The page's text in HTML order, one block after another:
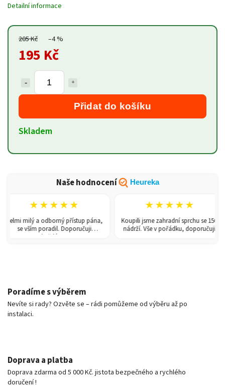
205 Kč –4 %
195 Kč
Přidat do košíku
Skladem
Detailní informace
Naše hodnocení Heureka
★★★★★
milý a odborný přístup pána,
se vším poradil. Doporučuji
každému!
★★★★★
Koupili jsme zahradní sprchu se 150l
nádrží. Vše v pořádku, doporučuji.
Poradíme s výběrem
Nevíte si rady? Ozvěte se – rádi pomůžeme od výběru až po
instalaci.
Doprava a platba
Doprava zdarma od 5 000 Kč. jistota bezpečného a rychlého
doručení !